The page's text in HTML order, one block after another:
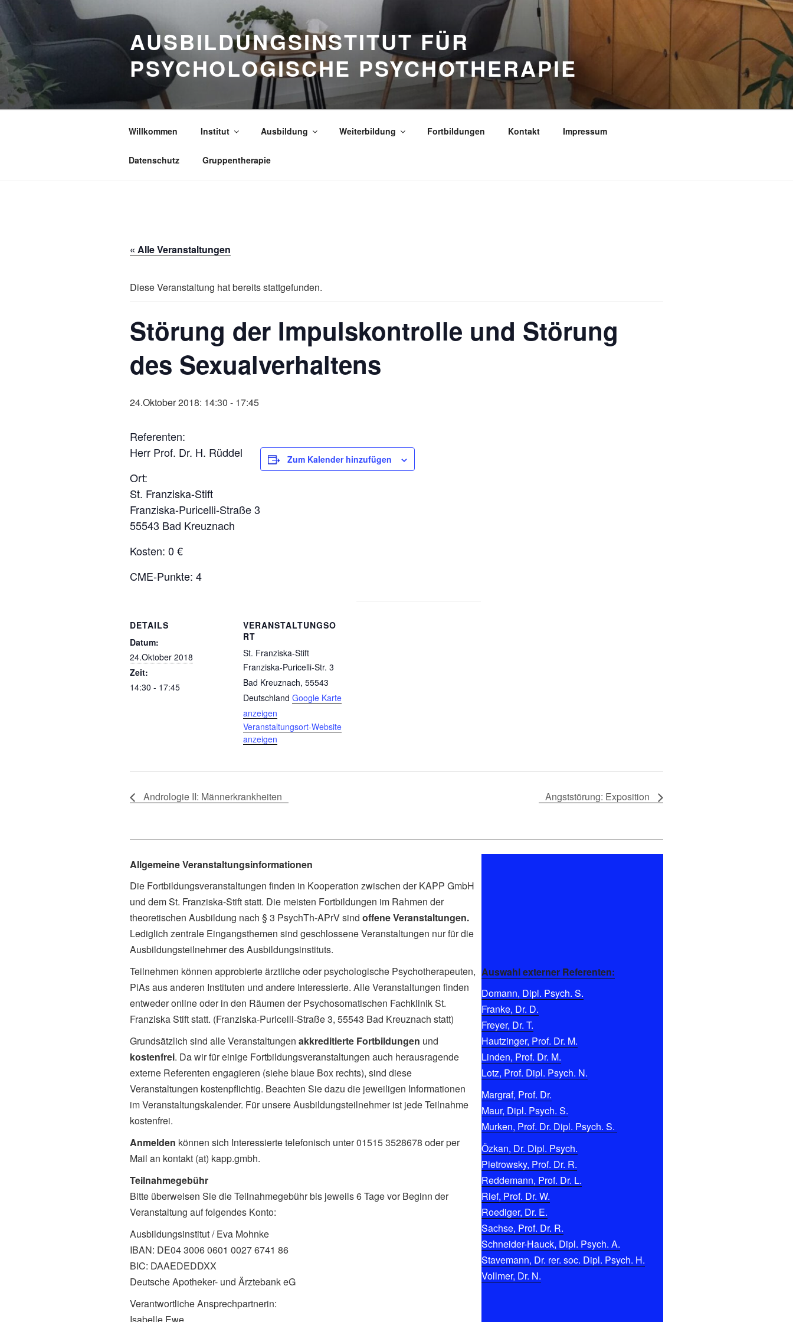
Zum
Inhalt
springen
AUSBILDUNGSINSTITUT FÜR
PSYCHOLOGISCHE PSYCHOTHERAPIE
Willkommen Institut Ausbildung Weiterbildung Fortbildungen Kontakt Impressum
Datenschutz Gruppentherapie
« Alle Veranstaltungen
Diese Veranstaltung hat bereits stattgefunden.
Störung der Impulskontrolle und Störung
des Sexualverhaltens
24.Oktober 2018: 14:30 - 17:45
Referenten:
Herr Prof. Dr. H. Rüddel
Ort:
St. Franziska-Stift
Franziska-Puricelli-Straße 3
55543 Bad Kreuznach
Kosten: 0 €
CME-Punkte: 4
Zum Kalender hinzufügen
DETAILS
Datum:
24.Oktober 2018
Zeit:
14:30 - 17:45
VERANSTALTUNGSO
RT
St. Franziska-Stift
Franziska-Puricelli-Str. 3
Bad Kreuznach, 55543
Deutschland Google Karte
anzeigen
Veranstaltungsort-Website
anzeigen
Andrologie II: Männerkrankheiten Angststörung: Exposition
Allgemeine Veranstaltungsinformationen
Die Fortbildungsveranstaltungen finden in Kooperation zwischen der KAPP GmbH
und dem St. Franziska-Stift statt. Die meisten Fortbildungen im Rahmen der
theoretischen Ausbildung nach § 3 PsychTh-APrV sind offene Veranstaltungen.
Lediglich zentrale Eingangsthemen sind geschlossene Veranstaltungen nur für die
Ausbildungsteilnehmer des Ausbildungsinstituts.
Teilnehmen können approbierte ärztliche oder psychologische Psychotherapeuten,
PiAs aus anderen Instituten und andere Interessierte. Alle Veranstaltungen finden
entweder online oder in den Räumen der Psychosomatischen Fachklinik St.
Franziska Stift statt. (Franziska-Puricelli-Straße 3, 55543 Bad Kreuznach statt)
Grundsätzlich sind alle Veranstaltungen akkreditierte Fortbildungen und
kostenfrei. Da wir für einige Fortbildungsveranstaltungen auch herausragende
externe Referenten engagieren (siehe blaue Box rechts), sind diese
Veranstaltungen kostenpflichtig. Beachten Sie dazu die jeweiligen Informationen
im Veranstaltungskalender. Für unsere Ausbildungsteilnehmer ist jede Teilnahme
kostenfrei.
Anmelden können sich Interessierte telefonisch unter 01515 3528678 oder per
Mail an kontakt (at) kapp.gmbh.
Teilnahmegebühr
Bitte überweisen Sie die Teilnahmegebühr bis jeweils 6 Tage vor Beginn der
Veranstaltung auf folgendes Konto:
Ausbildungsinstitut / Eva Mohnke
IBAN: DE04 3006 0601 0027 6741 86
BIC: DAAEDEDDXX
Deutsche Apotheker- und Ärztebank eG
Verantwortliche Ansprechpartnerin:
Isabelle Ewe
Auswahl externer Referenten:
Domann, Dipl. Psych. S.
Franke, Dr. D.
Freyer, Dr. T.
Hautzinger, Prof. Dr. M.
Linden, Prof. Dr. M.
Lotz, Prof. Dipl. Psych. N.
Margraf, Prof. Dr.
Maur, Dipl. Psych. S.
Murken, Prof. Dr. Dipl. Psych. S.
Özkan, Dr. Dipl. Psych.
Pietrowsky, Prof. Dr. R.
Reddemann, Prof. Dr. L.
Rief, Prof. Dr. W.
Roediger, Dr. E.
Sachse, Prof. Dr. R.
Schneider-Hauck, Dipl. Psych. A.
Stavemann, Dr. rer. soc. Dipl. Psych. H.
Vollmer, Dr. N.